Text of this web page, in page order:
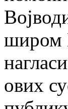
широм
ових